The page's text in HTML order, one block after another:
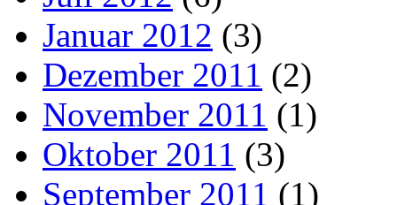
Januar 2012 (3)
Dezember 2011 (2)
November 2011 (1)
Oktober 2011 (3)
September 2011 (1)